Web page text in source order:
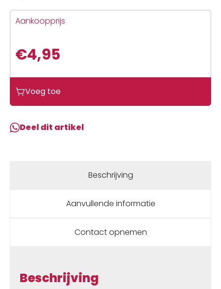
Aankoopprijs
€4,95
Voeg toe
Deel dit artikel
Beschrijving
Aanvullende informatie
Contact opnemen
Beschrijving